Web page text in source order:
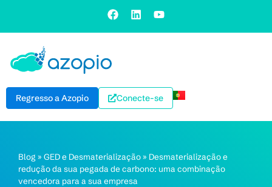
Regresso a Azopio Conecte-se
Blog » GED e Desmaterialização» Desmaterialização e
redução da sua pegada de carbono: uma combinação
vencedora para a sua empresa